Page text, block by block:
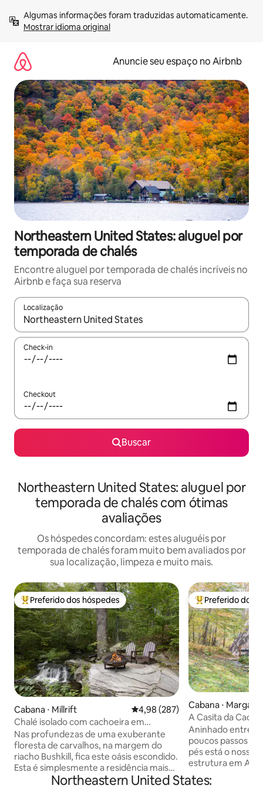
para
Mostrar idioma original
Anuncie seu espaço no Airbnb
Northeastern United States: aluguel por
temporada de chalés
Encontre aluguel por temporada de chalés incríveis no
Airbnb e faça sua reserva
Localização
Quando os resultados estiverem disponíveis, explore-os
Check-in
Checkout
Buscar
Northeastern United States: aluguel por
temporada de chalés com ótimas
avaliações
Os hóspedes concordam: estes aluguéis por
temporada de chalés foram muito bem avaliados por
sua localização, limpeza e muito mais.
Entre os melhores preferidos dos hóspedes
Preferido dos hóspedes
Cabana ⋅ Millrift 4,98 de uma avaliação média de
4,98 (287)
Chalé isolado com cachoeira em
Swiftwater Acres
Nas profundezas de uma exuberante
floresta de carvalhos, na margem do
riacho Bushkill, fica este oásis escondido.
Esta é simplesmente a residência mais
privada de toda a área. Situado a poucos
Entre os
Preferido dos
Cabana ⋅
A Casita da
formato de A
metros
Aninhado entre
poucos passos
pés está o nosso
estrutura em A.
privados
desfrute de vistas
Northeastern United States: